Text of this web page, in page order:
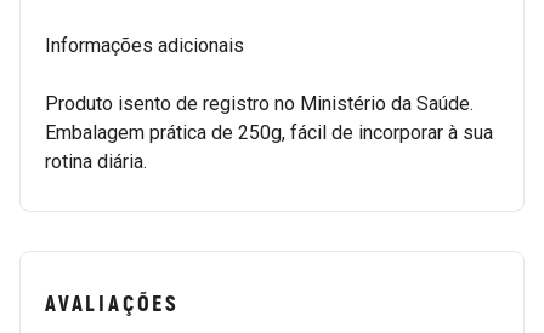
Informações adicionais
Produto isento de registro no Ministério da Saúde.
Embalagem prática de 250g, fácil de incorporar à sua
rotina diária.
AVALIAÇÕES